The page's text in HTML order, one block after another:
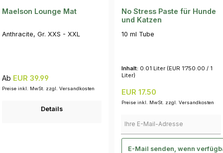
Maelson Lounge Mat
Anthracite, Gr. XXS - XXL
Regulärer Preis:
Ab EUR 39.99
Preise inkl. MwSt. zzgl. Versandkosten
Details
No Stress Paste für Hunde
und Katzen
10 ml Tube
Inhalt: 0.01 Liter (EUR 1’750.00 / 1
Liter)
Regulärer Preis:
EUR 17.50
Preise inkl. MwSt. zzgl. Versandkosten
E-Mail senden, wenn